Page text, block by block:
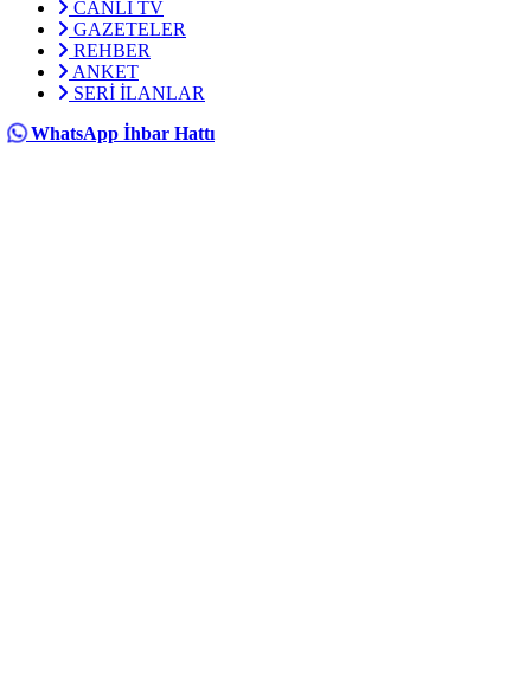
CANLI TV
GAZETELER
REHBER
ANKET
SERİ İLANLAR
WhatsApp İhbar Hattı